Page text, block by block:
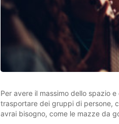
Per avere il massimo dello spazio
trasportare dei gruppi di persone,
avrai bisogno, come le mazze da